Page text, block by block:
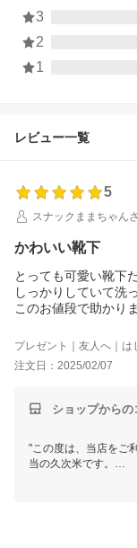
3
2
1
レビュー一覧
5
スナックままちゃん
かわいい靴下
とっても可愛い靴下
しっかりしていて洗
このお値段で助かり
アイテムになるので
ば嬉しいですね。
プレゼント｜友人へ｜は
注文日：2025/02/07
ショップからの
"この度は、当店をご
当の久次米です。
今回頂きましたご意